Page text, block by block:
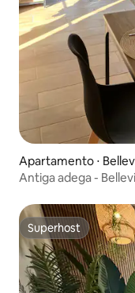
Apartamento ⋅
Antiga adega -
Superhost
Superhost